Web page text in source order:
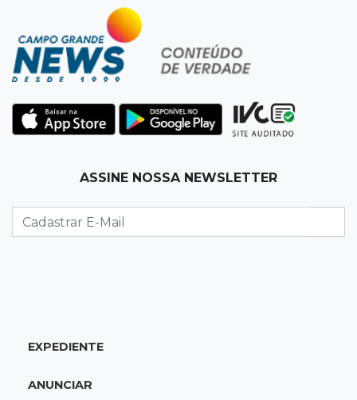
Pagará indenização
Homem que atacou ex com motosserra na
frente da filha é condenado
Rodamos 1.000 km com o Basalt; veja onde
ele mais surpreendeu
Luto na arquitetura
arquiteto dos projetos fora do comum
14:47"Acrodermo"
pesquisa da UFMS premiada no Paìs
ASSINE NOSSA NEWSLETTER
EXPEDIENTE
ANUNCIAR